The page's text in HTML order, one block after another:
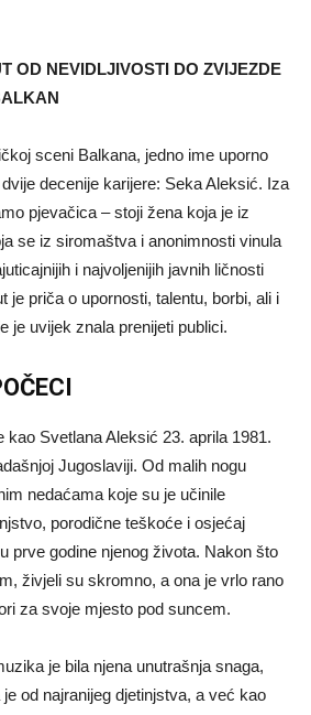
OD NEVIDLJIVOSTI DO ZVIJEZDE
sceni Balkana, jedno ime uporno
decenije karijere: Seka Aleksić. Iza
pjevačica – stoji žena koja je iz
se iz siromaštva i anonimnosti vinula
i najvoljenijih javnih ličnosti
je priča o upornosti, talentu, borbi, ali i
je uvijek znala prenijeti publici.
kao Svetlana Aleksić 23. aprila 1981.
Jugoslaviji. Od malih nogu
nedaćama koje su je učinile
porodične teškoće i osjećaj
prve godine njenog života. Nakon što
živjeli su skromno, a ona je vrlo rano
za svoje mjesto pod suncem.
je bila njena unutrašnja snaga,
od najranijeg djetinjstva, a već kao